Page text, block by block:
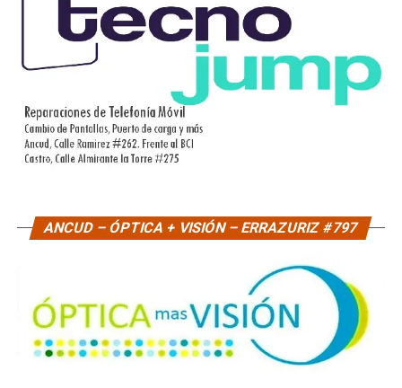
ANCUD – ÓPTICA + VISIÓN – ERRAZURIZ #797